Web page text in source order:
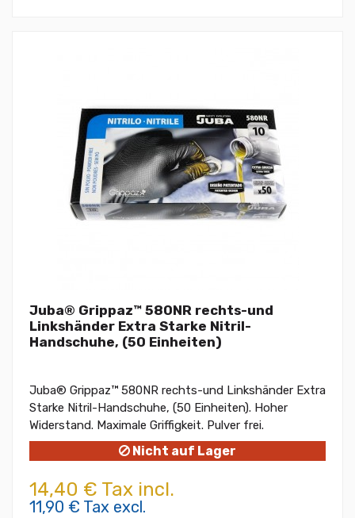
Juba® Grippaz™ 580NR rechts-und
Linkshänder Extra Starke Nitril-
Handschuhe, (50 Einheiten)
Juba® Grippaz™ 580NR rechts-und Linkshänder Extra
Starke Nitril-Handschuhe, (50 Einheiten). Hoher
Widerstand. Maximale Griffigkeit. Pulver frei.
Nicht auf Lager
14,40 € Tax incl.
11,90 € Tax excl.